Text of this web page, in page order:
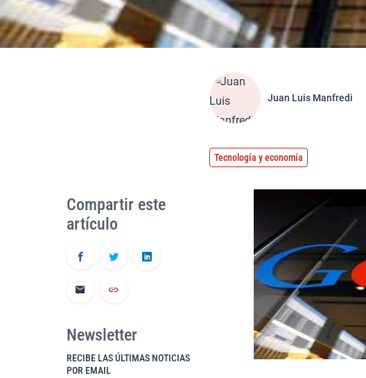
Juan Luis Manfredi
Tecnología y economía
Compartir este
artículo
Newsletter
RECIBE LAS ÚLTIMAS NOTICIAS
POR EMAIL